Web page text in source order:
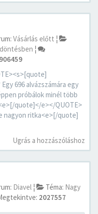
Vásárlás előtt ¦
¦
696 alvázszámára egy
próbálok minél több
quote]</e></QUOTE>
nagyon ritka<e>[/quote]
Ugrás a hozzászóláshoz
Diavel ¦ Téma: Nagy
2027557